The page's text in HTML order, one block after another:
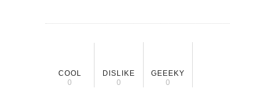
COOL
0
DISLIKE
0
GEEEKY
0